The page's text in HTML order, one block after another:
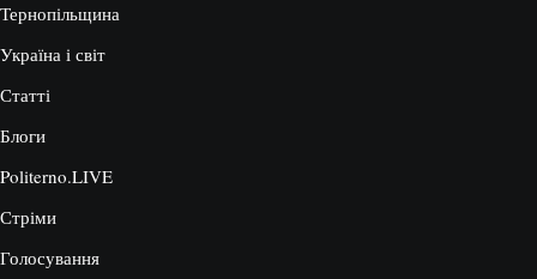
Тернопільщина
Україна і світ
Статті
Блоги
Politerno.LIVE
Стріми
Голосування